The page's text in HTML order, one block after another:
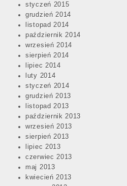
styczeń 2015
grudzień 2014
listopad 2014
październik 2014
wrzesień 2014
sierpień 2014
lipiec 2014
luty 2014
styczeń 2014
grudzień 2013
listopad 2013
październik 2013
wrzesień 2013
sierpień 2013
lipiec 2013
czerwiec 2013
maj 2013
kwiecień 2013